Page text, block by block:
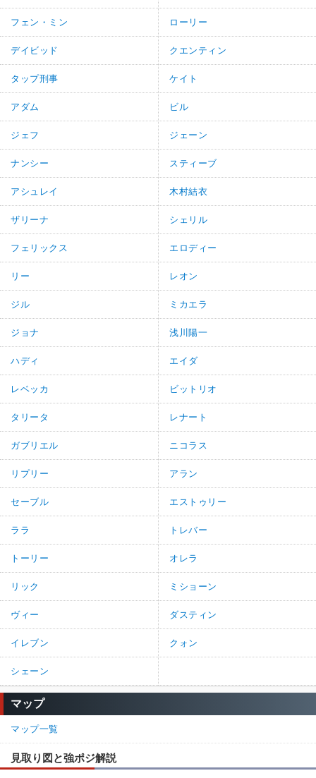
フェン・ミン ローリー
デイビッド クエンティン
タップ刑事 ケイト
アダム ビル
ジェフ ジェーン
ナンシー スティーブ
アシュレイ 木村結衣
ザリーナ シェリル
フェリックス エロディー
リー レオン
ジル ミカエラ
ジョナ 浅川陽一
ハディ エイダ
レベッカ ビットリオ
タリータ レナート
ガブリエル ニコラス
リプリー アラン
セーブル エストゥリー
ララ トレバー
トーリー オレラ
リック ミショーン
ヴィー ダスティン
イレブン クォン
シェーン
マップ
マップ一覧
見取り図と強ポジ解説